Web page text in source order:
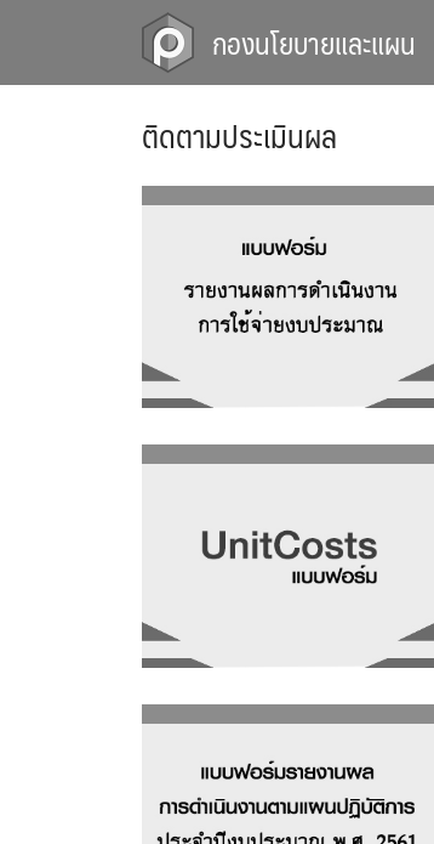
กองนโยบายและแผน
ติดตามประเมินผล